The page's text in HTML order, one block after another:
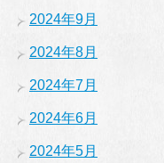
2024年9月
2024年8月
2024年7月
2024年6月
2024年5月